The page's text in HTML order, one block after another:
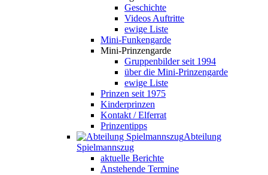
Geschichte
Videos Auftritte
ewige Liste
Mini-Funkengarde
Mini-Prinzengarde
Gruppenbilder seit 1994
über die Mini-Prinzengarde
ewige Liste
Prinzen seit 1975
Kinderprinzen
Kontakt / Elferrat
Prinzentipps
Abteilung
Spielmannszug
aktuelle Berichte
Anstehende Termine